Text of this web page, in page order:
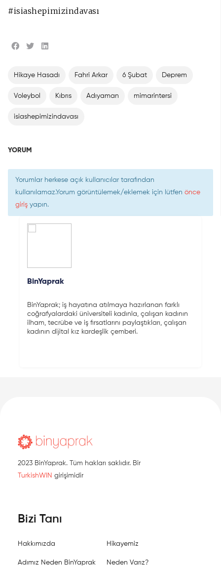
#isiashepimizindavası
Hikaye Hasadı Fahri Arkar 6 Şubat Deprem
Voleybol Kıbrıs Adıyaman mimarintersi
isiashepimizindavası
YORUM
Yorumlar herkese açık kullanıcılar tarafından
kullanılamaz.Yorum görüntülemek/eklemek için lütfen önce
giriş yapın.
BinYaprak
BinYaprak; iş hayatına atılmaya hazırlanan farklı
coğrafyalardaki üniversiteli kadınla, çalışan kadının
ilham, tecrübe ve iş fırsatlarını paylaştıkları, çalışan
kadının dijital kız kardeşlik çemberi.
2023 BinYaprak. Tüm hakları saklıdır. Bir
TurkishWIN girişimidir
Bizi Tanı
Hakkımızda Hikayemiz
Adımız Neden BinYaprak Neden Varız?